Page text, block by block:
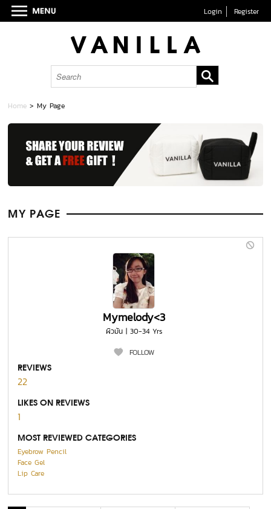
Login Register
Home > My Page
MY PAGE
Mymelody<3
ผิวมัน | 30-34 Yrs
FOLLOW
REVIEWS
22
LIKES ON REVIEWS
1
MOST REVIEWED CATEGORIES
Eyebrow Pencil
Face Gel
Lip Care